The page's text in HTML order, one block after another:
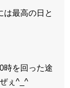
は最高の日と
時を回った途
ぇ^_^